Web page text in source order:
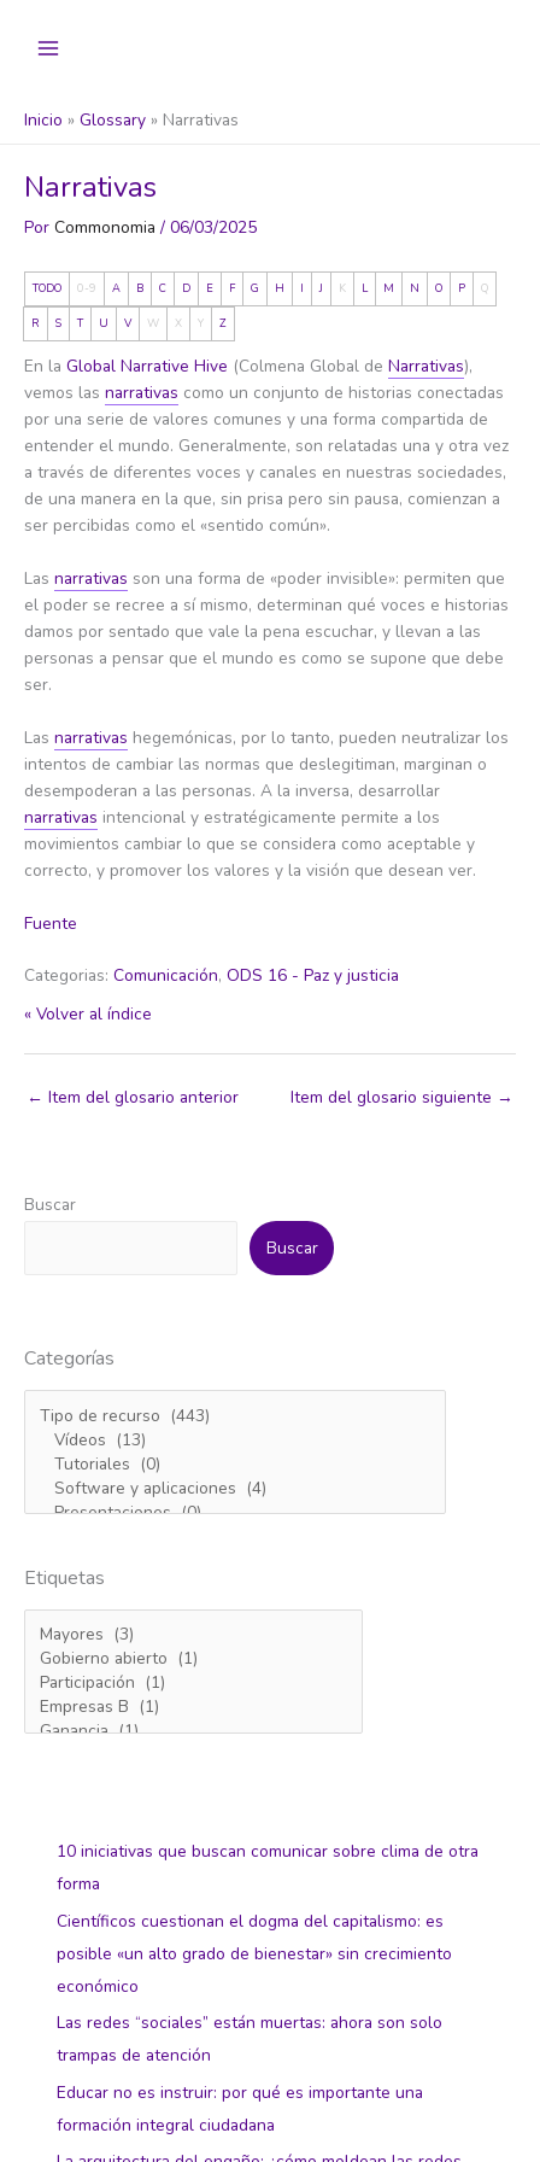
Inicio Glossary Narrativas
Narrativas
Por Commonomia / 06/03/2025
TODO 0-9 A B C D E F G H I J K L M N O P Q
R S T U V W X Y Z
En la Global Narrative Hive (Colmena Global de Narrativas),
vemos las narrativas como un conjunto de historias conectadas
por una serie de valores comunes y una forma compartida de
entender el mundo. Generalmente, son relatadas una y otra vez
a través de diferentes voces y canales en nuestras sociedades,
de una manera en la que, sin prisa pero sin pausa, comienzan a
ser percibidas como el «sentido común».
Las narrativas son una forma de «poder invisible»: permiten que
el poder se recree a sí mismo, determinan qué voces e historias
damos por sentado que vale la pena escuchar, y llevan a las
personas a pensar que el mundo es como se supone que debe
ser.
Las narrativas hegemónicas, por lo tanto, pueden neutralizar los
intentos de cambiar las normas que deslegitiman, marginan o
desempoderan a las personas. A la inversa, desarrollar
narrativas intencional y estratégicamente permite a los
movimientos cambiar lo que se considera como aceptable y
correcto, y promover los valores y la visión que desean ver.
Fuente
Categorias: Comunicación, ODS 16 - Paz y justicia
« Volver al índice
← Item del glosario anterior Item del glosario siguiente →
Buscar
Buscar
Categorías
Etiquetas
10 iniciativas que buscan comunicar sobre clima de otra
forma
Científicos cuestionan el dogma del capitalismo: es
posible «un alto grado de bienestar» sin crecimiento
económico
Las redes “sociales” están muertas: ahora son solo
trampas de atención
Educar no es instruir: por qué es importante una
formación integral ciudadana